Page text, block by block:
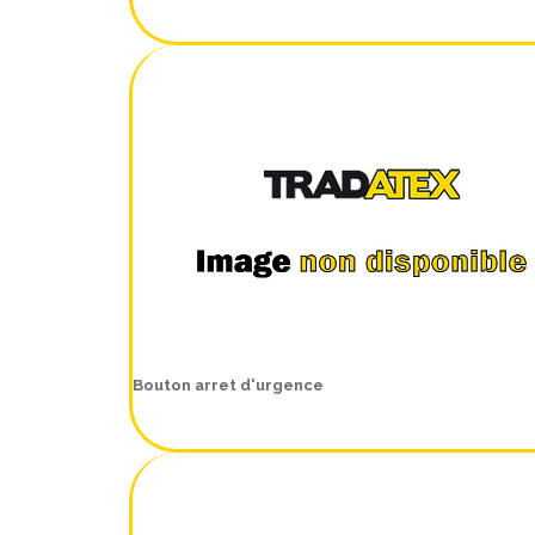
Bouton arret d'urgence